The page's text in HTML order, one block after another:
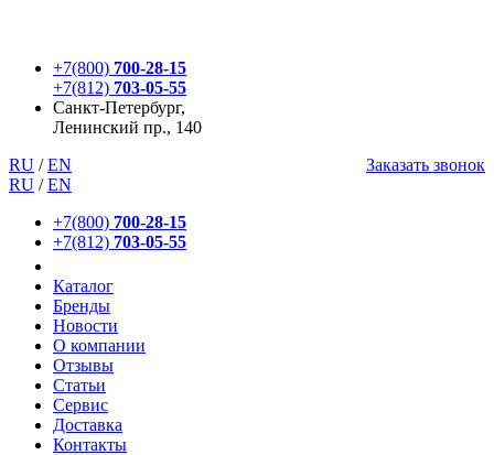
+7(800) 700-28-15
+7(812) 703-05-55
Санкт-Петербург,
Ленинский пр., 140
RU / EN
Заказать звонок
RU / EN
+7(800) 700-28-15
+7(812) 703-05-55
Каталог
Бренды
Новости
О компании
Отзывы
Статьи
Сервис
Доставка
Контакты